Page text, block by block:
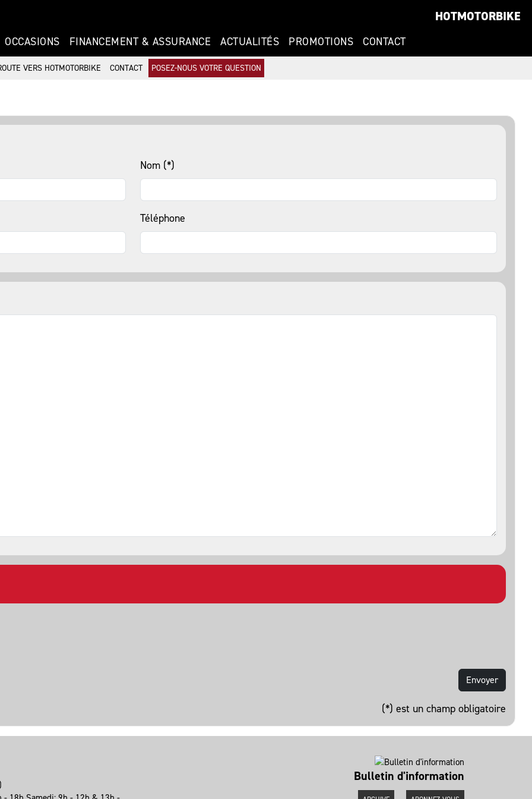
HOTMOTORBIKE
OCCASIONS FINANCEMENT & ASSURANCE ACTUALITÉS PROMOTIONS CONTACT
VERS HOTMOTORBIKE CONTACT POSEZ-NOUS VOTRE QUESTION
Nom (*)
Téléphone
(*) est un champ obligatoire
Bulletin d'information